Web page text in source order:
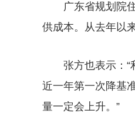
广东省规划院
供成本。从去年以
张方也表示：
近一年第一次降基
量一定会上升。”